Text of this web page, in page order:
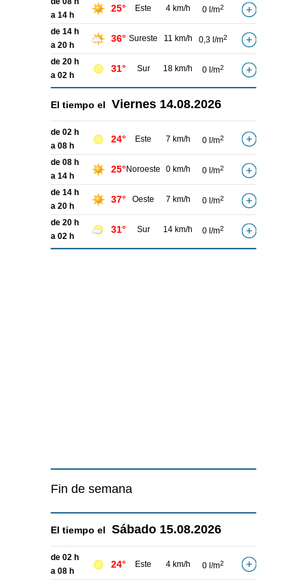
a 14 h
25° Este 4 km/h 0 l/m2
de 14 h
a 20 h
36° Sureste 11 km/h 0,3 l/m2
de 20 h
a 02 h
31° Sur 18 km/h 0 l/m2
El tiempo el Viernes 14.08.2026
de 02 h
a 08 h
24° Este 7 km/h 0 l/m2
de 08 h
a 14 h
25° Noroeste 0 km/h 0 l/m2
de 14 h
a 20 h
37° Oeste 7 km/h 0 l/m2
de 20 h
a 02 h
31° Sur 14 km/h 0 l/m2
Fin de semana
El tiempo el Sábado 15.08.2026
de 02 h
a 08 h
24° Este 4 km/h 0 l/m2